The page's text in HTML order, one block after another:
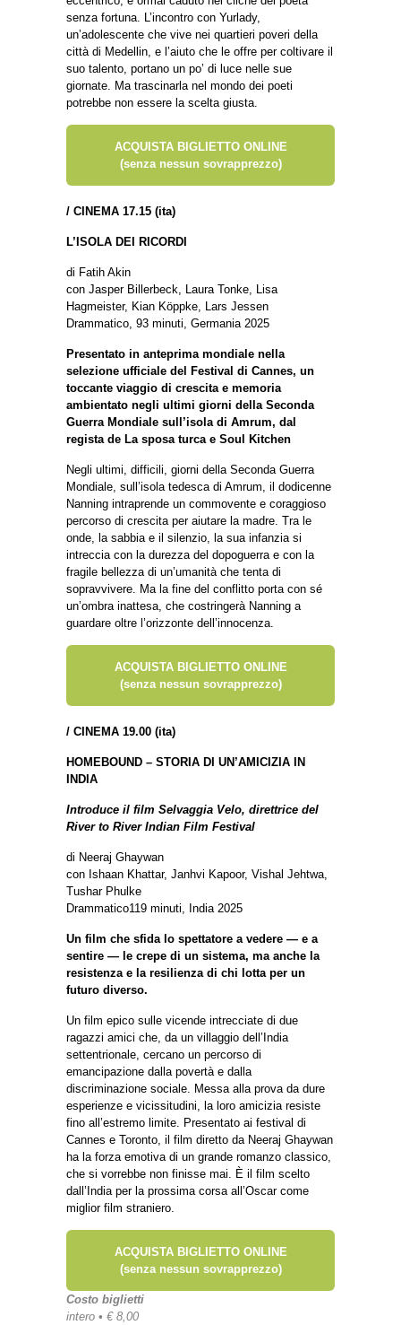
senza fortuna. L’incontro con Yurlady,
un’adolescente che vive nei quartieri poveri della
città di Medellin, e l’aiuto che le offre per coltivare il
suo talento, portano un po’ di luce nelle sue
giornate. Ma trascinarla nel mondo dei poeti
potrebbe non essere la scelta giusta.
ACQUISTA BIGLIETTO ONLINE
(senza nessun sovrapprezzo)
/ CINEMA 17.15 (ita)
L’ISOLA DEI RICORDI
di Fatih Akin
con Jasper Billerbeck, Laura Tonke, Lisa
Hagmeister, Kian Köppke, Lars Jessen
Drammatico, 93 minuti, Germania 2025
Presentato in anteprima mondiale nella
selezione ufficiale del Festival di Cannes, un
toccante viaggio di crescita e memoria
ambientato negli ultimi giorni della Seconda
Guerra Mondiale sull’isola di Amrum, dal
regista de La sposa turca e Soul Kitchen
Negli ultimi, difficili, giorni della Seconda Guerra
Mondiale, sull’isola tedesca di Amrum, il dodicenne
Nanning intraprende un commovente e coraggioso
percorso di crescita per aiutare la madre. Tra le
onde, la sabbia e il silenzio, la sua infanzia si
intreccia con la durezza del dopoguerra e con la
fragile bellezza di un’umanità che tenta di
sopravvivere. Ma la fine del conflitto porta con sé
un’ombra inattesa, che costringerà Nanning a
guardare oltre l’orizzonte dell’innocenza.
ACQUISTA BIGLIETTO ONLINE
(senza nessun sovrapprezzo)
/ CINEMA 19.00 (ita)
HOMEBOUND – STORIA DI UN’AMICIZIA IN
INDIA
Introduce il film Selvaggia Velo, direttrice del
River to River Indian Film Festival
di Neeraj Ghaywan
con Ishaan Khattar, Janhvi Kapoor, Vishal Jehtwa,
Tushar Phulke
Drammatico119 minuti, India 2025
Un film che sfida lo spettatore a vedere — e a
sentire — le crepe di un sistema, ma anche la
resistenza e la resilienza di chi lotta per un
futuro diverso.
Un film epico sulle vicende intrecciate di due
ragazzi amici che, da un villaggio dell’India
settentrionale, cercano un percorso di
emancipazione dalla povertà e dalla
discriminazione sociale. Messa alla prova da dure
esperienze e vicissitudini, la loro amicizia resiste
fino all’estremo limite. Presentato ai festival di
Cannes e Toronto, il film diretto da Neeraj Ghaywan
ha la forza emotiva di un grande romanzo classico,
che si vorrebbe non finisse mai. È il film scelto
dall’India per la prossima corsa all’Oscar come
miglior film straniero.
ACQUISTA BIGLIETTO ONLINE
(senza nessun sovrapprezzo)
Costo biglietti
intero • € 8,00